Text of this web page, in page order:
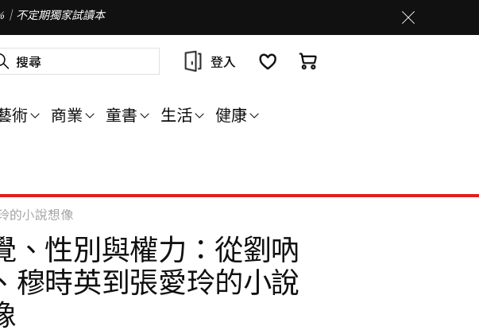
｜不定期獨家試讀本
登入
術 商業 童書 生活 健康
的小說想像
、性別與權力：從劉吶
穆時英到張愛玲的小說